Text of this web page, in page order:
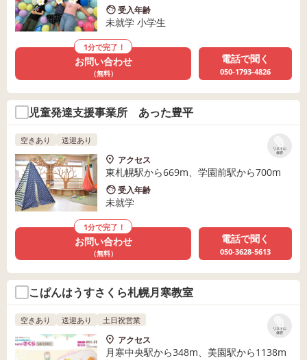
受入年齢
未就学 小学生
1分で完了！
お問い合わせ
（無料）
電話で聞く
050-1793-4826
児童発達支援事業所 あった豊平
リストに
保存
空きあり 送迎あり
アクセス
東札幌駅から669m、学園前駅から700m
受入年齢
未就学
1分で完了！
お問い合わせ
（無料）
電話で聞く
050-3628-5613
こぱんはうすさくら札幌月寒教室
リストに
保存
空きあり 送迎あり 土日祝営業
アクセス
月寒中央駅から348m、美園駅から1138m